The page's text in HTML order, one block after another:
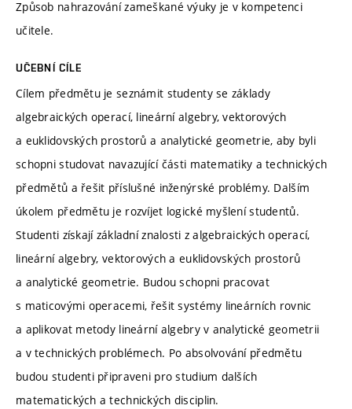
Způsob nahrazování zameškané výuky je v kompetenci
učitele.
UČEBNÍ CÍLE
Cílem předmětu je seznámit studenty se základy
algebraických operací, lineární algebry, vektorových
a euklidovských prostorů a analytické geometrie, aby byli
schopni studovat navazující části matematiky a technických
předmětů a řešit příslušné inženýrské problémy. Dalším
úkolem předmětu je rozvíjet logické myšlení studentů.
Studenti získají základní znalosti z algebraických operací,
lineární algebry, vektorových a euklidovských prostorů
a analytické geometrie. Budou schopni pracovat
s maticovými operacemi, řešit systémy lineárních rovnic
a aplikovat metody lineární algebry v analytické geometrii
a v technických problémech. Po absolvování předmětu
budou studenti připraveni pro studium dalších
matematických a technických disciplin.